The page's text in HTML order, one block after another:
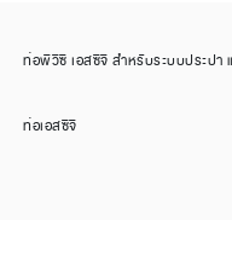
ท่อพีวีซี เอสซีจี สำหรับระบบประปา
ท่อเอสซีจี